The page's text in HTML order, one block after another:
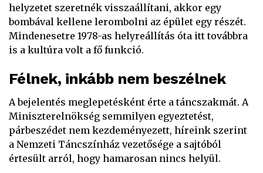
helyzetet szeretnék visszaállítani, akkor egy
bombával kellene lerombolni az épület egy részét.
Mindenesetre 1978-as helyreállítás óta itt továbbra
is a kultúra volt a fő funkció.
Félnek, inkább nem beszélnek
A bejelentés meglepetésként érte a táncszakmát. A
Miniszterelnökség semmilyen egyeztetést,
párbeszédet nem kezdeményezett, híreink szerint
a Nemzeti Táncszínház vezetősége a sajtóból
értesült arról, hogy hamarosan nincs helyül.